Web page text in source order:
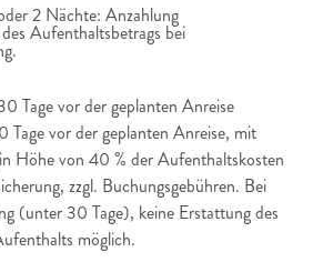
2 Nächte: Anzahlung
Aufenthaltsbetrags bei
Tage vor der geplanten Anreise
Tage vor der geplanten Anreise, mit
Höhe von 40 % der Aufenthaltskosten
zzgl. Buchungsgebühren. Bei
(unter 30 Tage), keine Erstattung des
möglich.